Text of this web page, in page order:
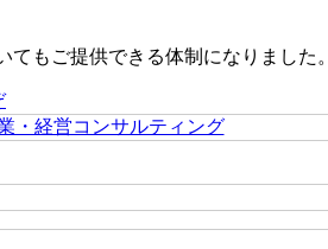
もご提供できる体制になりました。